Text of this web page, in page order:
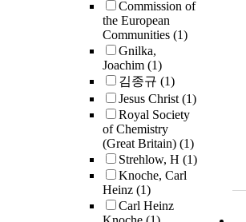
Commission of
the European
Communities (1)
Gnilka,
Joachim (1)
김종규 (1)
Jesus Christ(1)
Royal Society
of Chemistry
(Great Britain) (1)
Strehlow, H (1)
Knoche, Carl
Heinz (1)
Carl Heinz